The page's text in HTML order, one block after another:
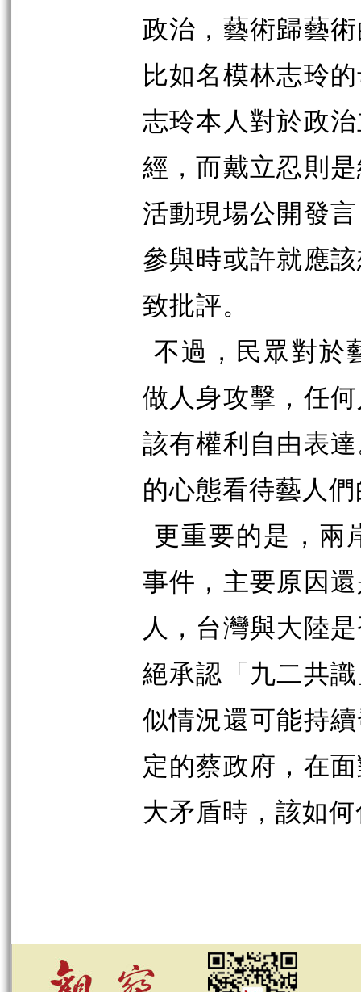
政治，藝術歸藝
比如名模林志玲
志玲本人對於政
經，而戴立忍則
活動現場公開發
參與時或許就應
致批評。
不過，民眾對於
做人身攻擊，任
該有權利自由表
的心態看待藝人
更重要的是，兩
事件，主要原因
人，台灣與大陸
絕承認「九二共
似情況還可能持
定的蔡政府，在
大矛盾時，該如